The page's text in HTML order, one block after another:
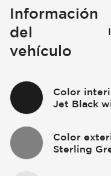
Información
del
vehículo
Color
Jet Black
Color
Sterling